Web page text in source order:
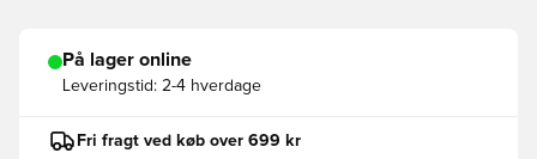
På lager online
Leveringstid: 2-4 hverdage
Fri fragt ved køb over 699 kr